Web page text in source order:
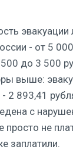
эвакуации
- от 5
до 3 500
выше:
- 2 893,41
с
просто не
заплатили.